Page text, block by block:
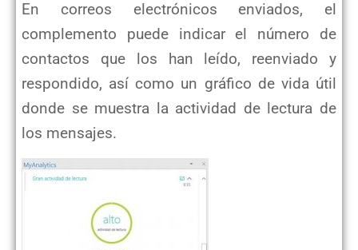
En correos electrónicos enviados, el
complemento puede indicar el número de
contactos que los han leído, reenviado y
respondido, así como un gráfico de vida útil
donde se muestra la actividad de lectura de
los mensajes.